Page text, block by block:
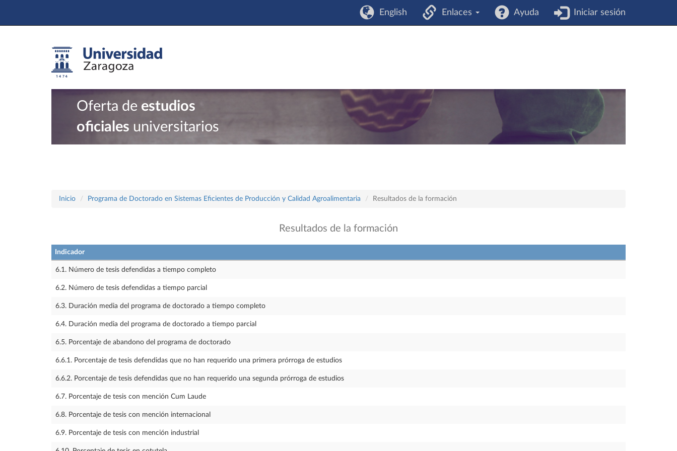
English Enlaces Ayuda Iniciar sesión
Oferta de estudios
oficiales universitarios
Inicio Programa de Doctorado en Sistemas Eficientes de Producción y Calidad Agroalimentaria Resultados de la formación
Resultados de la formación
Indicador
6.1. Número de tesis defendidas a tiempo completo
6.2. Número de tesis defendidas a tiempo parcial
6.3. Duración media del programa de doctorado a tiempo completo
6.4. Duración media del programa de doctorado a tiempo parcial
6.5. Porcentaje de abandono del programa de doctorado
6.6.1. Porcentaje de tesis defendidas que no han requerido una primera prórroga de estudios
6.6.2. Porcentaje de tesis defendidas que no han requerido una segunda prórroga de estudios
6.7. Porcentaje de tesis con mención Cum Laude
6.8. Porcentaje de tesis con mención internacional
6.9. Porcentaje de tesis con mención industrial